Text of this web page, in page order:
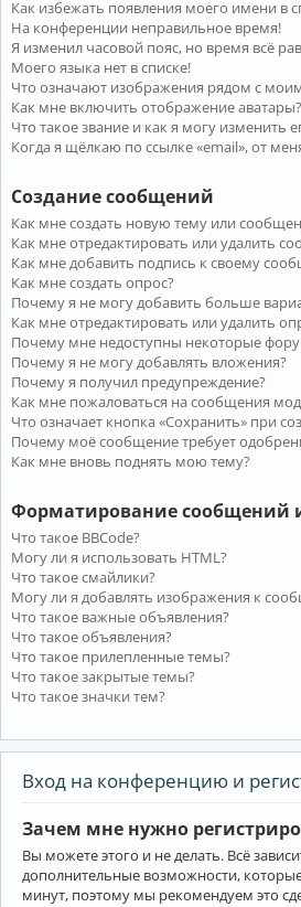
Как избежать появления моего имени в
На конференции неправильное время!
Я изменил часовой пояс, но время всё
Моего языка нет в списке!
Что означают изображения рядом с
Как мне включить отображение аватары?
Что такое звание и как я могу изменить
Когда я щёлкаю по ссылке «email», от
Создание сообщений
Как мне создать новую тему или
Как мне отредактировать или удалить
Как мне добавить подпись к своему
Как мне создать опрос?
Почему я не могу добавить больше
Как мне отредактировать или удалить
Почему мне недоступны некоторые
Почему я не могу добавлять вложения?
Почему я получил предупреждение?
Как мне пожаловаться на сообщения
Что означает кнопка «Сохранить» при
Почему моё сообщение требует
Как мне вновь поднять мою тему?
Форматирование сообщений
Что такое BBCode?
Могу ли я использовать HTML?
Что такое смайлики?
Могу ли я добавлять изображения к
Что такое важные объявления?
Что такое объявления?
Что такое прилепленные темы?
Что такое закрытые темы?
Что такое значки тем?
Вход на конференцию и
Зачем мне нужно
Вы можете этого и не делать. Всё
дополнительные возможности,
минут, поэтому мы рекомендуем это